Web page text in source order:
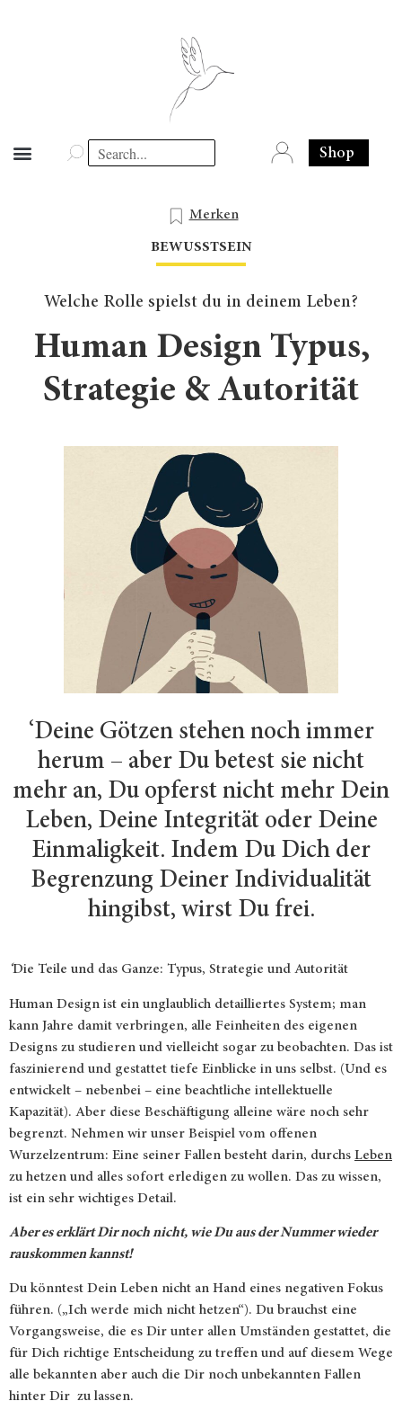
Shop
Merken
BEWUSSTSEIN
Welche Rolle spielst du in deinem Leben?
Human Design Typus,
Strategie & Autorität
‘Deine Götzen stehen noch immer
herum – aber Du betest sie nicht
mehr an, Du opferst nicht mehr Dein
Leben, Deine Integrität oder Deine
Einmaligkeit. Indem Du Dich der
Begrenzung Deiner Individualität
hingibst, wirst Du frei.
‘Die Teile und das Ganze: Typus, Strategie und Autorität
Human Design ist ein unglaublich detailliertes System; man
kann Jahre damit verbringen, alle Feinheiten des eigenen
Designs zu studieren und vielleicht sogar zu beobachten. Das ist
faszinierend und gestattet tiefe Einblicke in uns selbst. (Und es
entwickelt – nebenbei – eine beachtliche intellektuelle
Kapazität). Aber diese Beschäftigung alleine wäre noch sehr
begrenzt. Nehmen wir unser Beispiel vom offenen
Wurzelzentrum: Eine seiner Fallen besteht darin, durchs Leben
zu hetzen und alles sofort erledigen zu wollen. Das zu wissen,
ist ein sehr wichtiges Detail.
Aber es erklärt Dir noch nicht, wie Du aus der Nummer wieder
rauskommen kannst!
Du könntest Dein Leben nicht an Hand eines negativen Fokus
führen. („Ich werde mich nicht hetzen“). Du brauchst eine
Vorgangsweise, die es Dir unter allen Umständen gestattet, die
für Dich richtige Entscheidung zu treffen und auf diesem Wege
alle bekannten aber auch die Dir noch unbekannten Fallen
hinter Dir zu lassen.